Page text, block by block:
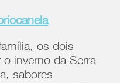
os dois
inverno da Serra
sabores